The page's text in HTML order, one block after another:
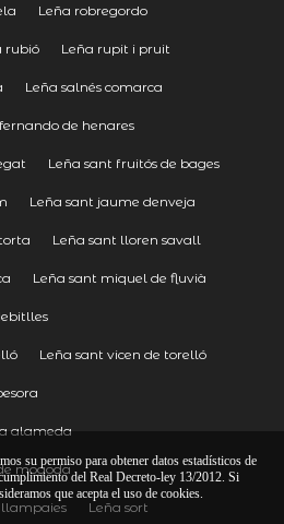
Leña robregordo
rubió Leña rupit i pruit
Leña salnés comarca
de henares
Leña sant fruitós de bages
Leña sant jaume denveja
Leña sant lloren savall
Leña sant miquel de fluvià
Leña sant vicen de torelló
alameda
mogoda
llampaies Leña sort
su permiso para obtener datos estadísticos de
del Real Decreto-ley 13/2012. Si
que acepta el uso de cookies.